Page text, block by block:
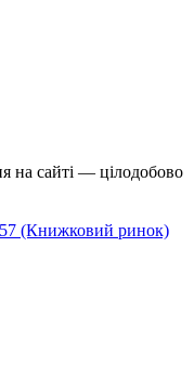
на сайті — цілодобово
(Книжковий ринок)